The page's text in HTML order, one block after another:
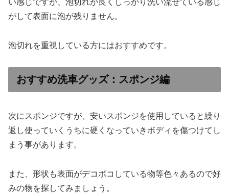
がして表面に泡が残りません。
泡切れを重視している方にはおすすめです。
おすすめ洗車グッズ：スポンジ編
次にスポンジですが、安いスポンジを使用していると繰り
返し使っていくうちに硬くなっていきボディを傷つけてし
まう事があります。
また、形状も表面がデコボコしている物等色々あるので好
みの物を探してみましょう。